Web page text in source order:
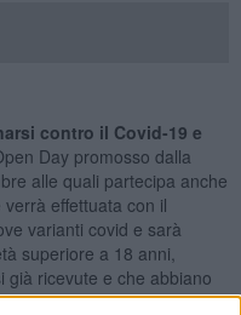
contro il Covid-19 e
Day promosso dalla
alle quali partecipa anche
effettuata con il
varianti covid e sarà
superiore a 18 anni,
già ricevute e che abbiano
contratto l'infezione) da